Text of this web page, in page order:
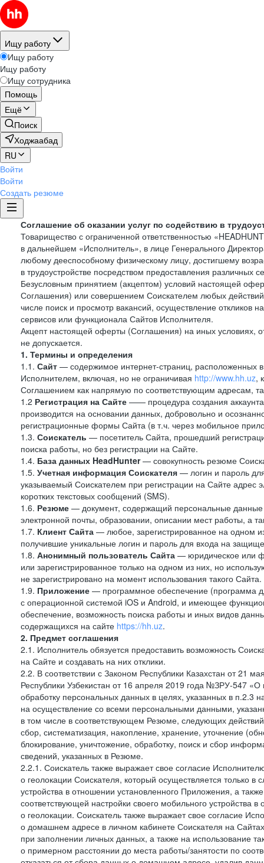
Ищу работу
Ищу работу
Ищу работу
Ищу сотрудника
Помощь
Ещё
Поиск
Ходжаабад
RU
Войти
Войти
Создать резюме
Соглашение об оказании услуг по содействию в
Товарищество с ограниченной ответственностью
в дальнейшем «Исполнитель», в лице Генерального
любому дееспособному физическому лицу, достигшему
в трудоустройстве посредством предоставления различных
Безусловным принятием (акцептом) условий настоящей
Соглашения) или совершением Соискателем любых
числе поиск и просмотр вакансий, осуществление откликов
сервисов или функционала Сайтов Исполнителя.
Акцепт настоящей оферты (Соглашения) на иных условиях,
не допускается.
1. Термины и определения
1.1. Сайт — содержимое интернет-страниц, расположенных
Исполнителем, включая, но не ограничивая http://www.hh.uz,
Соглашением как напрямую по соответствующим адресам,
1.2 Регистрация на Сайте —— процедура создания
производится на основании данных, добровольно и
регистрационные формы Сайта (в т.ч. через мобильное
1.3. Соискатель — посетитель Сайта, прошедший
поиска работы, но без регистрации на Сайте.
1.4. База данных HeadHunter— совокупность резюме
1.5. Учетная информация Соискателя — логин и пароль
указываемый Соискателем при регистрации на Сайте
коротких текстовых сообщений (SMS).
1.6. Резюме — документ, содержащий персональные
электронной почты, образовании, описании мест работы, а
1.7. Клиент Сайта — любое, зарегистрированное на одном
получившие уникальные логин и пароль для входа на
1.8. Анонимный пользователь Сайта — юридическое или
или зарегистрированное только на одном из них, но
не зарегистрировано на момент использования такого Сайта.
1.9. Приложение — программное обеспечение (программа
с операционной системой iOS и Android, и имеющее
обеспечение, возможность поиска работы и иных видов
содержащихся на сайте https://hh.uz.
2. Предмет соглашения
2.1. Исполнитель обязуется предоставить возможность
на Сайте и создавать на них отклики.
2.2. В соответствии с Законом Республики Казахстан от
Республики Узбекистан от 16 апреля 2019 года №ЗРУ-547
обработку персональных данных в целях, указанных в
на осуществление со всеми персональными данными,
в том числе в соответствующем Резюме, следующих
сбор, систематизация, накопление, хранение, уточнение
блокирование, уничтожение, обработку, поиск и сбор
сведений, указанных в Резюме.
2.2.1. Соискатель также выражает свое согласие
о геолокации Соискателя, который осуществляется только
устройства в отношении установленного Приложения, а
соответствующей настройки своего мобильного устройства
о геолокации. Соискатель также выражает свое согласие
о домашнем адресе в личном кабинете Соискателя на
при заполнении личных данных, а также на использование
о примерном расстоянии до места работы/занятости по